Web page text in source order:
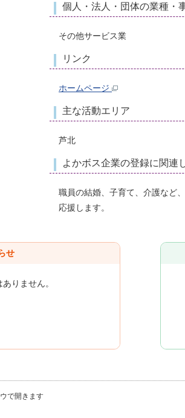
個人・法人・団体の業種・
その他サービス業
リンク
ホームページ
主な活動エリア
芦北
よかボス企業の登録に関連
職員の結婚、子育て、介護など
応援します。
せ
りません。
で開きます